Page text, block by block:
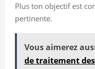
Plus ton objectif est
pertinente.
Vous aimerez
de traitement